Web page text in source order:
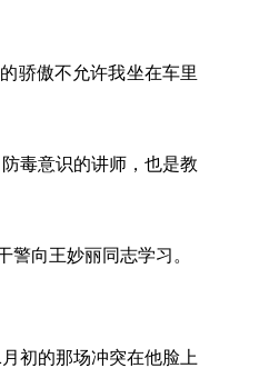
骄傲不允许我坐在车里
毒意识的讲师，也是教
向王妙丽同志学习。
初的那场冲突在他脸上